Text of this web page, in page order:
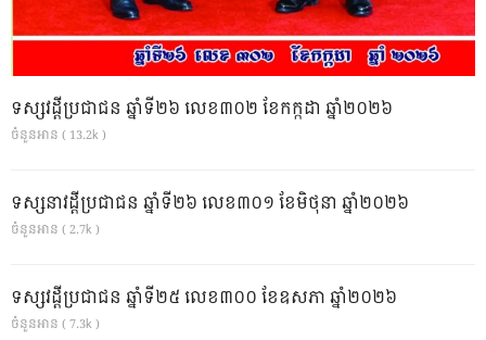
ទស្សវដ្តីប្រជាជន ឆ្នាំទី២៦ លេខ៣០២ ខែកក្កដា ឆ្នាំ២០២៦
ចំនួនអាន ( 13.2k )
ទស្សនាវដ្ដីប្រជាជន ឆ្នាំទី២៦ លេខ៣០១ ខែមិថុនា ឆ្នាំ២០២៦
ចំនួនអាន ( 2.7k )
ទស្សវដ្តីប្រជាជន ឆ្នាំទី២៥ លេខ៣០០ ខែឧសភា ឆ្នាំ២០២៦
ចំនួនអាន ( 7.3k )